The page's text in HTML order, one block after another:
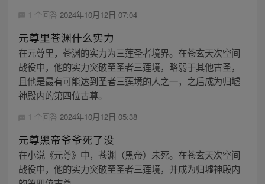
1 个回答 2024年10月12日 07:04
元尊里苍渊什么实力
在元尊里，苍渊的实力为三莲圣者境界。在苍玄天次空间
战役中，他的实力突破至圣者三莲境，略弱于其他古圣，
且他是最有可能达到圣者三莲境的人之一，之后成为归墟
神殿内的第四位古尊。
1 个回答 2024年10月12日 05:38
元尊黑帝爷爷死了没
在小说《元尊》中，苍渊（黑帝）未死。在苍玄天次空间
战役中，他的实力突破至圣者三莲境，并成为归墟神殿内